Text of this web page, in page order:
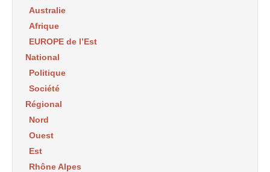
Australie
Afrique
EUROPE de l’Est
National
Politique
Société
Régional
Nord
Ouest
Est
Rhône Alpes